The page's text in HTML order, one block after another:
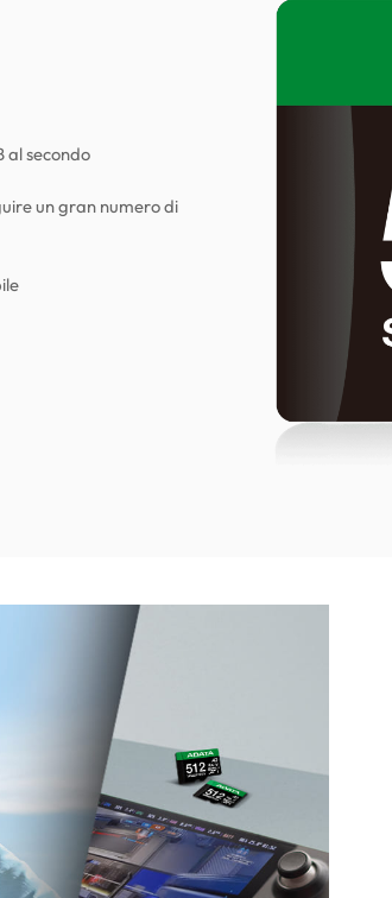
al secondo
un gran numero di